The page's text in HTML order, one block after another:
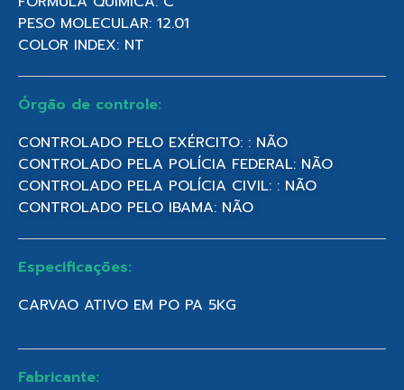
PESO MOLECULAR: 12.01
COLOR INDEX: NT
Órgão de controle:
CONTROLADO PELO EXÉRCITO: : NÃO
CONTROLADO PELA POLÍCIA FEDERAL: NÃO
CONTROLADO PELA POLÍCIA CIVIL: : NÃO
CONTROLADO PELO IBAMA: NÃO
Especificações:
CARVAO ATIVO EM PO PA 5KG
Fabricante: